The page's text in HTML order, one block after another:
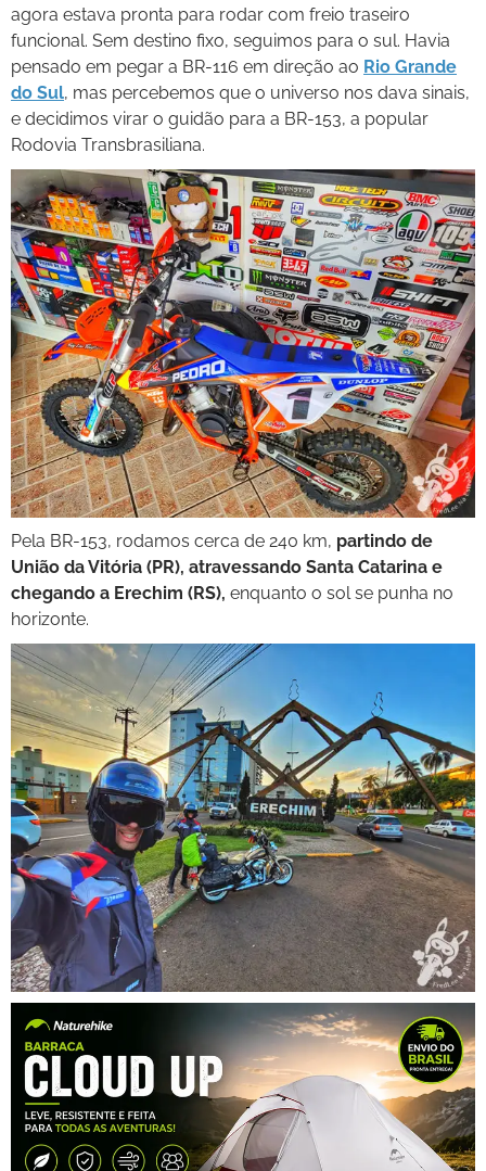
agora estava pronta para rodar com freio traseiro
funcional. Sem destino fixo, seguimos para o sul. Havia
pensado em pegar a BR-116 em direção ao Rio Grande
do Sul, mas percebemos que o universo nos dava sinais,
e decidimos virar o guidão para a BR-153, a popular
Rodovia Transbrasiliana.
Pela BR-153, rodamos cerca de 240 km, partindo de
União da Vitória (PR), atravessando Santa Catarina e
chegando a Erechim (RS), enquanto o sol se punha no
horizonte.